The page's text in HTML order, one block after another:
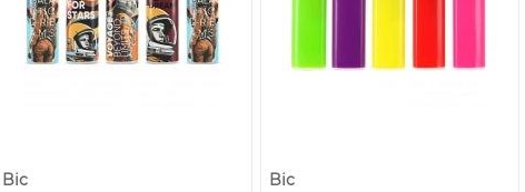
Bic
Bic